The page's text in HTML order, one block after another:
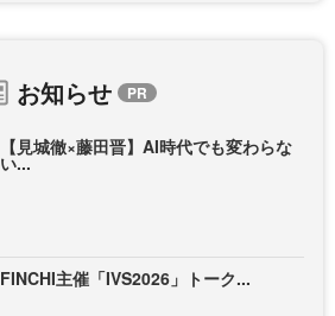
お知らせ
【見城徹×藤田晋】AI時代でも変わらな
い...
FINCHI主催「IVS2026」トーク...